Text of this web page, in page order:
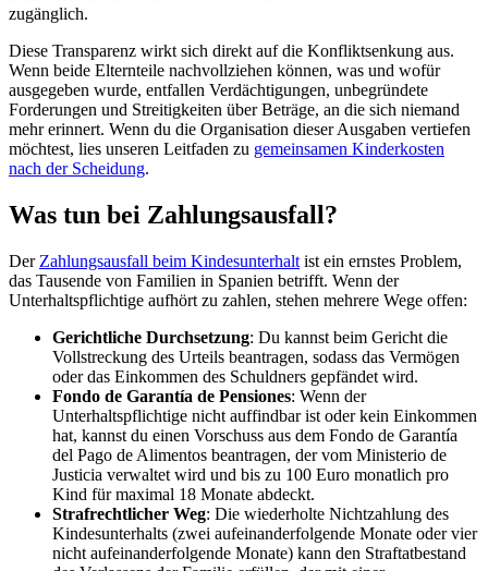
zugänglich.
Diese Transparenz wirkt sich direkt auf die Konfliktsenkung aus.
Wenn beide Elternteile nachvollziehen können, was und wofür
ausgegeben wurde, entfallen Verdächtigungen, unbegründete
Forderungen und Streitigkeiten über Beträge, an die sich niemand
mehr erinnert. Wenn du die Organisation dieser Ausgaben vertiefen
möchtest, lies unseren Leitfaden zu gemeinsamen Kinderkosten
nach der Scheidung.
Was tun bei Zahlungsausfall?
Der Zahlungsausfall beim Kindesunterhalt ist ein ernstes Problem,
das Tausende von Familien in Spanien betrifft. Wenn der
Unterhaltspflichtige aufhört zu zahlen, stehen mehrere Wege offen:
Gerichtliche Durchsetzung: Du kannst beim Gericht die
Vollstreckung des Urteils beantragen, sodass das Vermögen
oder das Einkommen des Schuldners gepfändet wird.
Fondo de Garantía de Pensiones: Wenn der
Unterhaltspflichtige nicht auffindbar ist oder kein Einkommen
hat, kannst du einen Vorschuss aus dem Fondo de Garantía
del Pago de Alimentos beantragen, der vom Ministerio de
Justicia verwaltet wird und bis zu 100 Euro monatlich pro
Kind für maximal 18 Monate abdeckt.
Strafrechtlicher Weg: Die wiederholte Nichtzahlung des
Kindesunterhalts (zwei aufeinanderfolgende Monate oder vier
nicht aufeinanderfolgende Monate) kann den Straftatbestand